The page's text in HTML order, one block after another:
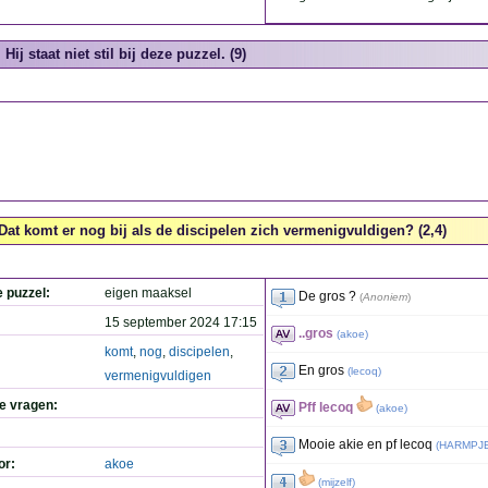
Hij staat niet stil bij deze puzzel. (9)
komt er nog bij als de discipelen zich vermenigvuldigen? (2,4)
puzzel:
eigen maaksel
15 september 2024 17:15
komt, nog, discipelen,
vermenigvuldigen
vragen:
akoe
De gros ? (Anoniem)
..gros (akoe)
En gros (lecoq)
Pff lecoq (akoe)
Mooie akie en pf lecoq (
(mijzelf)